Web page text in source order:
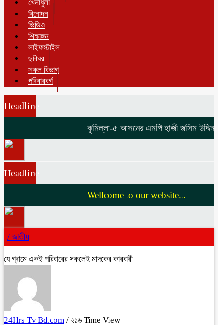
খেলাধুলা
বিনোদন
ভিডিও
শিক্ষাঙ্গন
লাইফস্টাইল
ছবিঘর
সকল বিভাগ
পরিবারবর্গ
Headline
কুমিল্লা-৫ আসনের এমপি হাজী জসিম উদ্দিনকে
Headline
Wellcome to our website...
/ জাতীয়
যে গ্রামে একই পরিবারের সকলেই মাদকের কারবারী
24Hrs Tv Bd.com / ২১৬ Time View